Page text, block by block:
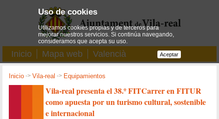
Inicio Mapa web Valencià
Inicio ->Vila-real -> Equipamientos
Vila-real presenta el 38.º FITCarrer en FITUR
como apuesta por un turismo cultural, sostenible
e internacional
Uso de cookies
Utilizamos cookies propias y de terceros para
mejorar nuestros servicios. Si continúa navegando,
consideramos que acepta su uso.
Aceptar